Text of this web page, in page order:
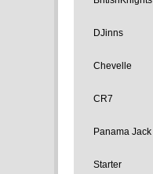
DJinns
Chevelle
CR7
Panama Jack
Starter